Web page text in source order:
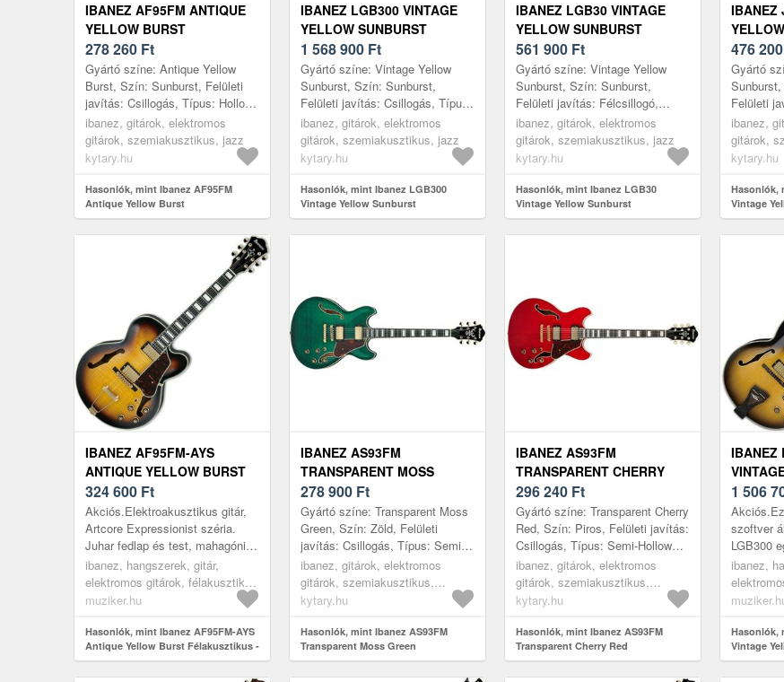
IBANEZ AF95FM ANTIQUE
YELLOW BURST
278 260 Ft
Gyártó színe: Antique Yellow
Burst, Szín: Sunburst, Felületi
javítás: Csillogás, Típus: Hollow
Body, Első lap: Juharfa, Hátsó
lap: Juharfa, Kávák: ...
ibanez, gitárok, elektromos
gitárok, szemiakusztikus, jazz
kytary.hu
Hasonlók, mint Ibanez AF95FM
Antique Yellow Burst
IBANEZ LGB300 VINTAGE
YELLOW SUNBURST
1 568 900 Ft
Gyártó színe: Vintage Yellow
Sunburst, Szín: Sunburst,
Felületi javítás: Csillogás, Típus:
Hollow Body, Első lap: Lucfenyő,
Hátsó lap: Juharfa, Káv...
ibanez, gitárok, elektromos
gitárok, szemiakusztikus, jazz
kytary.hu
Hasonlók, mint Ibanez LGB300
Vintage Yellow Sunburst
IBANEZ LGB30 VINTAGE
YELLOW SUNBURST
561 900 Ft
Gyártó színe: Vintage Yellow
Sunburst, Szín: Sunburst,
Felületi javítás: Félcsillogó,
Típus: Hollow Body, Első lap:
Lucfenyő, Hátsó lap: Juharfa,
K...
ibanez, gitárok, elektromos
gitárok, szemiakusztikus, jazz
kytary.hu
Hasonlók, mint Ibanez LGB30
Vintage Yellow Sunburst
IBANEZ
476 200
Gyártó
Felületi
Semi-
Juharfa,
ibanez,
gitárok,
kytary.hu
Hasonlók,
Vintage
IBANEZ AF95FM-AYS
ANTIQUE YELLOW BURST
FÉLAKUSZTIKUS - JAZZ-
GITÁR
324 600 Ft
Akciós.Elektroakusztikus gitár,
Artcore Expressionist széria.
Juhar fedlap és test, mahagóni /
juhar nyak, menzúra 628mm,
ébenfa fogólap Medium
érintőkkel...
ibanez, hangszerek, gitár,
elektromos gitárok, félakusztikus
és jazz-gitárok, burst
muziker.hu
Hasonlók, mint Ibanez AF95FM-AYS
Antique Yellow Burst Félakusztikus -
jazz-gitár
IBANEZ AS93FM
TRANSPARENT MOSS
GREEN
278 900 Ft
Gyártó színe: Transparent Moss
Green, Szín: Zöld, Felületi
javítás: Csillogás, Típus: Semi-
Hollow Body, Első lap: Juharfa,
Hátsó lap: Juharfa, Kává...
ibanez, gitárok, elektromos
gitárok, szemiakusztikus,
félakusztikus jazz
kytary.hu
Hasonlók, mint Ibanez AS93FM
Transparent Moss Green
IBANEZ AS93FM
TRANSPARENT CHERRY
RED
296 240 Ft
Gyártó színe: Transparent Cherry
Red, Szín: Piros, Felületi javítás:
Csillogás, Típus: Semi-Hollow
Body, Első lap: Juharfa, Hátsó
lap: Juharfa, Káv...
ibanez, gitárok, elektromos
gitárok, szemiakusztikus,
félakusztikus jazz
kytary.hu
Hasonlók, mint Ibanez AS93FM
Transparent Cherry Red
IBANEZ
GITÁR
1 506
szoftver
LGB300
testű
legendás
ibanez,
és jazz-
Hasonlók,
Vintage